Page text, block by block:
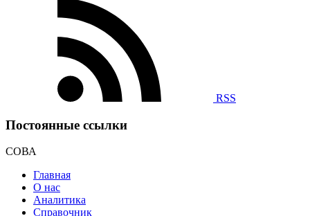
RSS
Постоянные ссылки
СОВА
Главная
О нас
Аналитика
Справочник